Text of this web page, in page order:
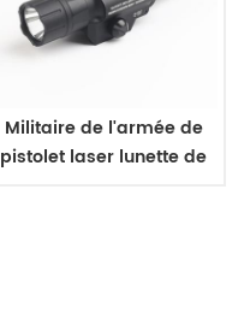
Militaire de l'armée de
pistolet laser lunette de